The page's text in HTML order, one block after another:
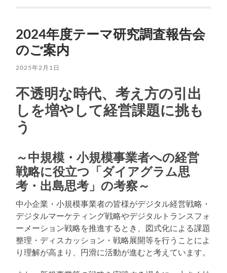
2024年度テーマ研究調査報告会
のご案内
2025年2月1日
不透明な時代、考え方の引出
しを増やして経営課題に挑も
う
～中規模・小規模事業者への経営
戦略に役立つ「ダイアグラム思
考・出島思考」の考察～
中小企業・小規模事業者の皆様がデジタル経営戦略・
デジタルマーケティング戦略やデジタルトランスフォ
ーメーション戦略を推進するとき、図式化による課題
整理・ディスカッション・戦略展開等を行うことによ
り理解が高まり、円滑に活動が進むと考えています。